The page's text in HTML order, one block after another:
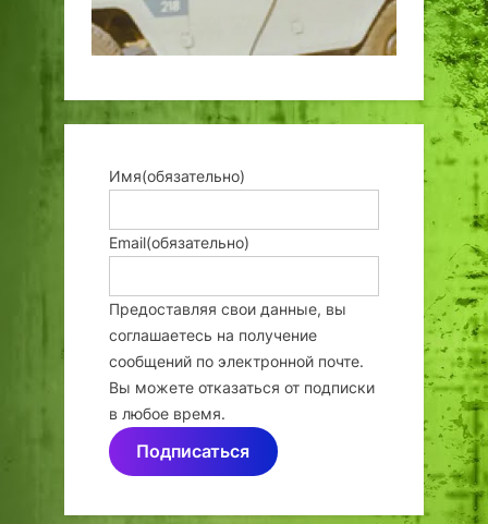
Имя(обязательно)
Email(обязательно)
Предоставляя свои данные, вы
соглашаетесь на получение
сообщений по электронной почте.
Вы можете отказаться от подписки
в любое время.
Подписаться